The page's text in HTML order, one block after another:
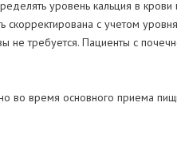
уровень кальция в
с учетом
требуется. Пациенты с
во время основного приема